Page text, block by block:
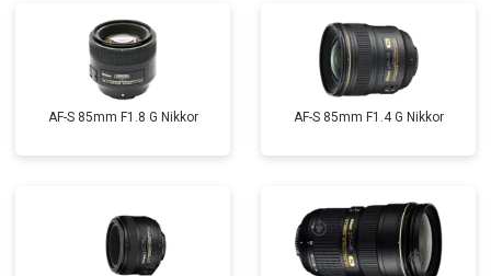
AF-S 85mm F1.8 G Nikkor AF-S 85mm F1.4 G Nikkor